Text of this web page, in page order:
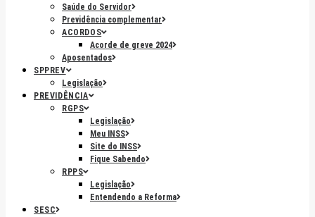
Saúde do Servidor
Previdência complementar
ACORDOS
Acorde de greve 2024
Aposentados
SPPREV
Legislação
PREVIDÊNCIA
RGPS
Legislação
Meu INSS
Site do INSS
Fique Sabendo
RPPS
Legislação
Entendendo a Reforma
SESC